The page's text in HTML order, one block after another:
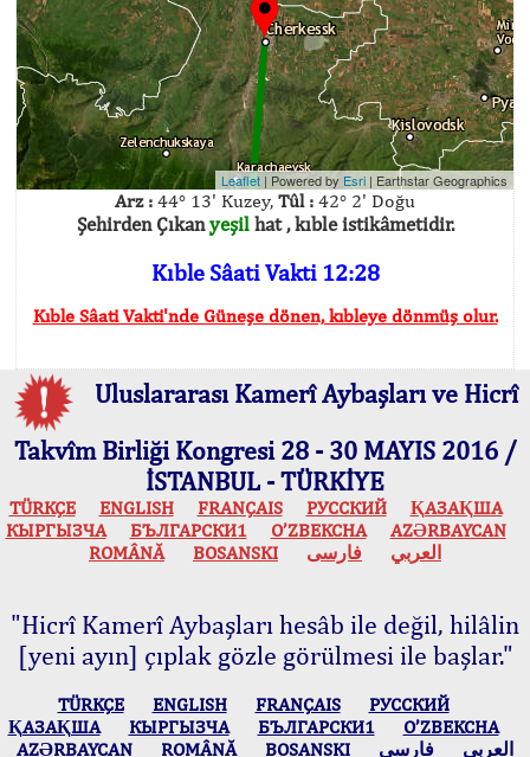
Leaflet | Powered by Esri | Earthstar Geographics
Arz : 44° 13' Kuzey, Tûl : 42° 2' Doğu
Şehirden Çıkanyeşilhat , kıble istikâmetidir.
Kıble Sâati Vakti 12:28
Kıble Sâati Vakti'nde Güneşe dönen, kıbleye dönmüş olur.
Uluslararası Kamerî Aybaşları ve Hicrî
Takvîm Birliği Kongresi 28 - 30 MAYIS 2016 /
İSTANBUL - TÜRKİYE
TÜRKÇE ENGLISH FRANÇAIS РУССКИЙ
ҚАЗАҚША
КЫPГЫЗЧA
БЪЛГАРСКИ1 O’ZBEKCHA
AZӘRBAYCAN
ROMÂNĂ
BOSANSKI العربي فارسی
"Hicrî Kamerî Aybaşları hesâb ile değil, hilâlin
[yeni ayın] çıplak gözle görülmesi ile başlar."
TÜRKÇE ENGLISH FRANÇAIS
РУССКИЙ
ҚАЗАҚША
КЫPГЫЗЧA БЪЛГАРСКИ1
O’ZBEKCHA
AZӘRBAYCAN
ROMÂNĂ BOSANSKI العربي فارسی